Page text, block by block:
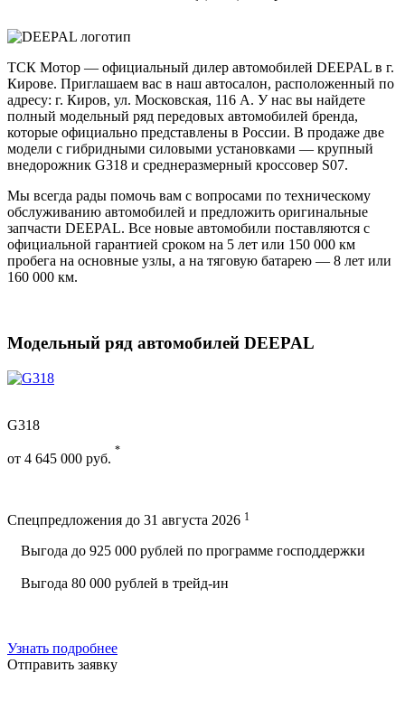
ТСК Мотор — официальный дилер автомобилей DEEPAL в г.
Кирове. Приглашаем вас в наш автосалон, расположенный по
адресу: г. Киров, ул. Московская, 116 А. У нас вы найдете
полный модельный ряд передовых автомобилей бренда,
которые официально представлены в России. В продаже две
модели с гибридными силовыми установками — крупный
внедорожник G318 и среднеразмерный кроссовер S07.
Мы всегда рады помочь вам с вопросами по техническому
обслуживанию автомобилей и предложить оригинальные
запчасти DEEPAL. Все новые автомобили поставляются с
официальной гарантией сроком на 5 лет или 150 000 км
пробега на основные узлы, а на тяговую батарею — 8 лет или
160 000 км.
Модельный ряд автомобилей DEEPAL
G318
от 4 645 000 руб.
*
Спецпредложения до 31 августа 2026 1
Выгода до 925 000 рублей по программе господдержки
Выгода 80 000 рублей в трейд-ин
Узнать подробнее
Отправить заявку